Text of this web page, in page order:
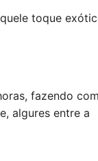
toque
fazendo
algures entre a